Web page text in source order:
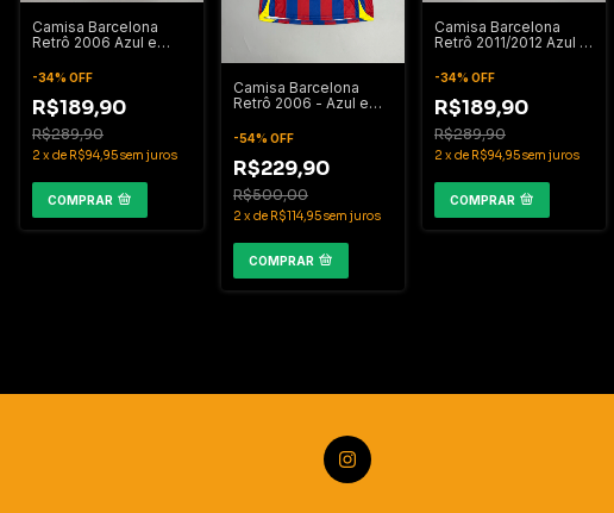
Camisa Barcelona
Retrô 2006 Azul e
-34% OFF
R$189,90
R$289,90
2 xde R$94,95sem juros
COMPRAR
Camisa Barcelona
Retrô 2006 - Azul e
-54% OFF
R$229,90
R$500,00
2 xde R$114,95sem juros
COMPRAR
Camisa Barcelona
Retrô 2011/2012 Azul e
-34% OFF
R$189,90
R$289,90
2 xde R$94,95sem juros
COMPRAR